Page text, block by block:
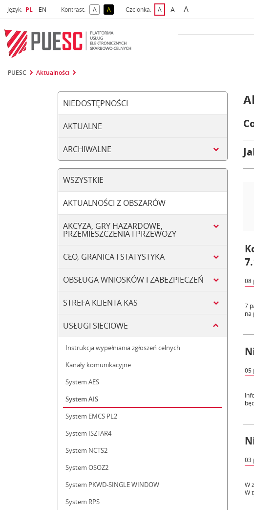
Język: Wybrany język
PL Wybierz język
EN Kontrast: Akontrast domyślny
Akontrast żółty tekst na czarnym tle
Czcionka: Adomyślna czcionka
Awiększa czcionka
Anajwiększa czcionka
PUESC Aktualności
NIEDOSTĘPNOŚCI
AKTUALNE
ARCHIWALNE
WSZYSTKIE
AKTUALNOŚCI Z OBSZARÓW
AKCYZA, GRY HAZARDOWE,
PRZEMIESZCZENIA I PRZEWOZY
CŁO, GRANICA I STATYSTYKA
OBSŁUGA WNIOSKÓW I ZABEZPIECZEŃ
STREFA KLIENTA KAS
USŁUGI SIECIOWE
Instrukcja wypełniania zgłoszeń celnych
Kanały komunikacyjne
System AES
System AIS
System EMCS PL2
System ISZTAR4
System NCTS2
System OSOZ2
System PKWD-SINGLE WINDOW
System RPS
08
7
na
05
03
W
W